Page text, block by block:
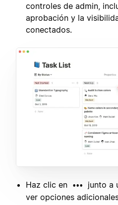
controles de admin,
aprobación y la
conectados.
Haz clic en •••
junto a
ver opciones